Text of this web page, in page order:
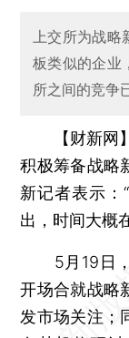
上交所为战略
板类似的企业
所之间的竞争
【财新
积极筹备战略
新记者表示：
出，时间大概
5月19日，
开场合就战略
发市场关注；